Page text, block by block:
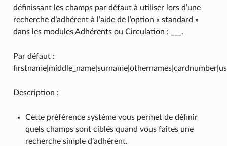
définissant les champs par défaut à utiliser lors d’une
recherche d’adhérent à l’aide de l’option « standard »
dans les modules Adhérents ou Circulation : ___.
Par défaut :
Description :
Cette préférence système vous permet de définir
quels champs sont ciblés quand vous faites une
recherche simple d’adhérent.